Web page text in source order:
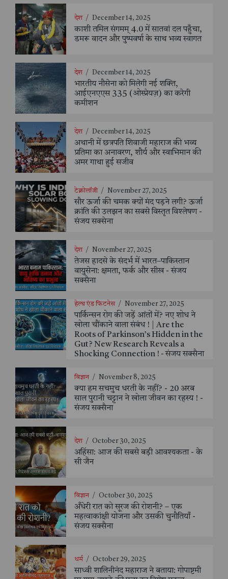
देश / December 14, 2025
काशी तमिल संगमम् 4.0 में सातवां दल पहुँचा,
डमरू वादन और पुष्पवर्षा के साथ भव्य स्वागत
देश / December 14, 2025
भारतीय नौसेना को मिलेगी नई शक्ति,
आईएनएएस 335 (ओस्प्रेयज़) का करेगी
कमीशन
देश / December 14, 2025
अथानी में छत्रपति शिवाजी महाराज की भव्य
प्रतिमा का अनावरण, शौर्य और स्वाभिमान की
अमर गाथा हुई सजीव
टेक्नोलॉजी / November 27, 2025
सौर ऊर्जा की चमक क्यों मंद पड़ने लगी? ऊर्जा
क्रांति की उलझन का सबसे विस्तृत विश्लेषण -
संजय सक्सेना
देश / November 27, 2025
तेजस हादसे के संदर्भ में भारत–पाकिस्तान
वायुसेना: क्षमता, फर्क और सीख - संजय
सक्सैना
हेल्थ एंड फिटनेस / November 27, 2025
पार्किन्सन रोग की जड़ें आंतों में? नए शोध ने
खोला चौंकाने वाला संबंध ! | Are the
Roots of Parkinson’s Hidden in the
Gut? New Research Reveals a
Shocking Connection ! - संजय सक्सैना
विज्ञान / November 8, 2025
क्या हम सचमुच धरती के नहीं? - 20 अरब
साल पुरानी चट्टान ने खोला जीवन का रहस्य ! -
संजय सक्सैना
देश / October 30, 2025
अहिंसा: आज की सबसे बड़ी आवश्यकता - के
सी जैन
विज्ञान / October 30, 2025
अँधेरी रात को सूरज की रोशनी? – एक
महत्वाकांक्षी योजना और उसकी चुनौतियाँ -
संजय सक्सैना
धर्म / October 29, 2025
साध्वी शालिनीनंद महाराज ने बताया: गोपाष्टमी